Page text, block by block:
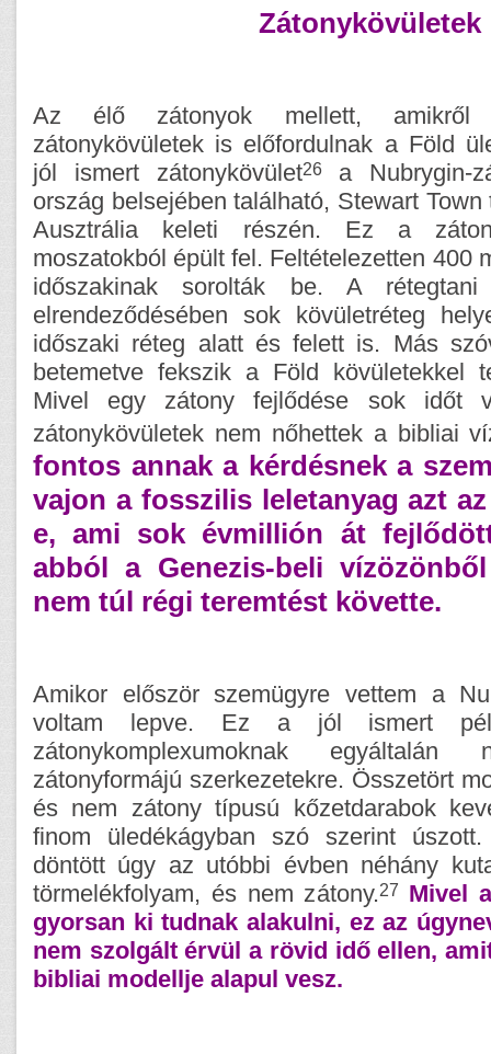
Zátonykövületek
Az élő zátonyok mellett, amikről
zátonykövületek is előfordulnak a Föld
jól ismert zátonykövület26a Nubrygin-
ország belsejében található, Stewart
Ausztrália keleti részén. Ez a
moszatokból épült fel. Feltételezetten 400
időszakinak sorolták be. A rétegtani
elrendeződésében sok kövületréteg
időszaki réteg alatt és felett is. Más
betemetve fekszik a Föld kövületekkel
Mivel egy zátony fejlődése sok időt
zátonykövületek nem nőhettek a bibliai
fontos annak a kérdésnek a
vajon a fosszilis leletanyag azt
e, ami sok évmillión át
abból a Genezis-beli
nem túl régi teremtést követte.
Amikor először szemügyre vettem a
voltam lepve. Ez a jól ismert
zátonykomplexumoknak
zátonyformájú szerkezetekre. Összetört
és nem zátony típusú kőzetdarabok
finom üledékágyban szó szerint
döntött úgy az utóbbi évben néhány
törmelékfolyam, és nem zátony.27
Mivel
gyorsan ki tudnak alakulni, ez az
nem szolgált érvül a rövid idő ellen,
bibliai modellje alapul vesz.